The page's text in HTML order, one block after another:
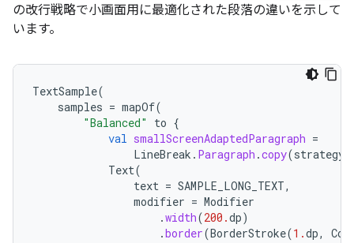
の改行戦略で小画面用に最適化された段落の違いを示して
います。
TextSample(
samples = mapOf(
"Balanced"
to {
val smallScreenAdaptedParagraph =
LineBreak . Paragraph .copy(strategy
Text(
text = SAMPLE_LONG_TEXT,
modifier = Modifier
.width(200.dp)
.border(BorderStroke(1.dp,